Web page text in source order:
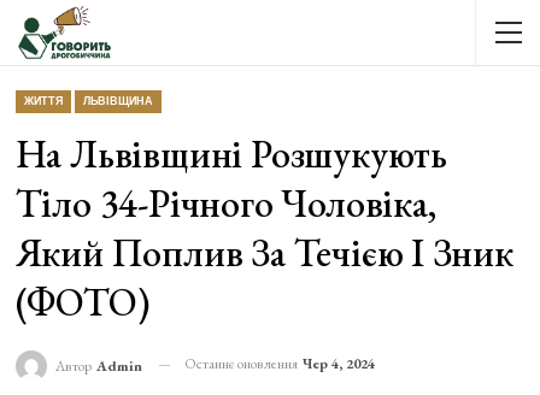
ЖИТТЯ ЛЬВІВЩИНА
На Львівщині Розшукують
Тіло 34-Річного Чоловіка,
Який Поплив За Течією І Зник
(ФОТО)
Автор Admin Останнє оновлення Чер 4, 2024